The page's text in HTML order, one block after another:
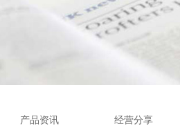
产品资讯 经营分享